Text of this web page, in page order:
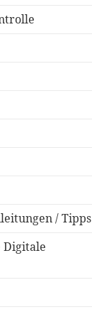
/ Tipps
Digitale